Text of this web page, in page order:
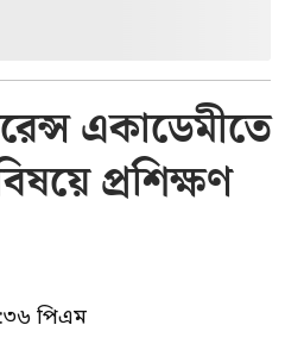
একাডেমীতে
প্রশিক্ষণ
পিএম